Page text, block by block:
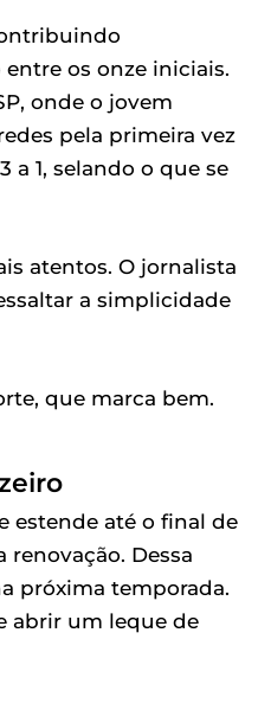
os onze iniciais.
onde o jovem
pela primeira vez
1, selando o que se
atentos. O jornalista
a simplicidade
que marca bem.
estende até o final de
Dessa
próxima temporada.
abrir um leque de